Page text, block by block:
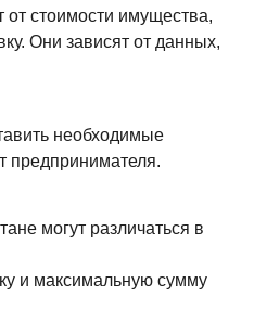
от стоимости имущества,
Они зависят от данных,
необходимые
предпринимателя.
могут различаться в
и максимальную сумму